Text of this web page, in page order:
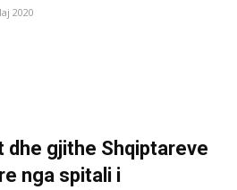
2020
dhe gjithe Shqiptareve
nga spitali i